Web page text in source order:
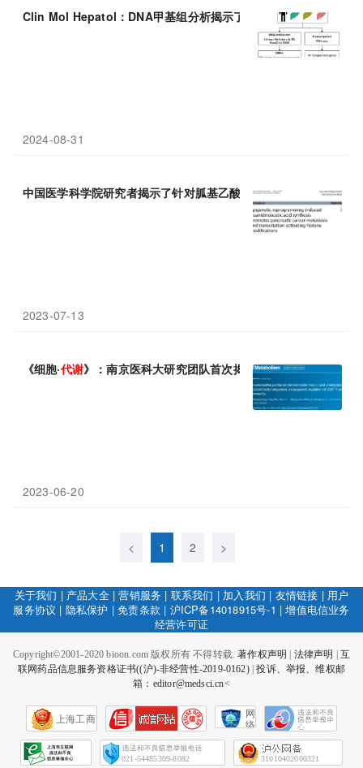
Clin Mol Hepatol：DNA甲基组分析揭示了晚期 代谢功能障碍相
2024-08-31
中国医学科学院研究者揭示了针对胍基乙酸铵 代谢和 遗传调控
2023-07-13
《细胞·代谢》：南京医科大研究团队首次揭示肠道微生物代谢产物
2023-06-20
< 1 2 >
关于我们 | 产品大全|营销服务 | 联系我们 | 加入我们 | 友情链接 | 用户
服务协议 | 隐私保护 |免责条款 | 沪ICP备14018915号-1 |增值电信业务
经营许可证
Copyright©2001-2020 bioon.com 版权所有 不得转载.著作权声明 法律声明
互
联网药品信息服务资格证书((沪)-非经营性-2019-0162)|投诉、举报、维权邮
箱：editor@medsci.cn<
上海工商
网
络
会
征
021-54485309-8082 31010402000321